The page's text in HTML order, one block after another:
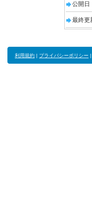
公開日
最終更
利用規約 | プライバシーポリシー |